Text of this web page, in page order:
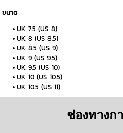
ขนาด
UK 7.5 (US 8)
UK 8 (US 8.5)
UK 8.5 (US 9)
UK 9 (US 9.5)
UK 9.5 (US 10)
UK 10 (US 10.5)
UK 10.5 (US 11)
ช่องทางก